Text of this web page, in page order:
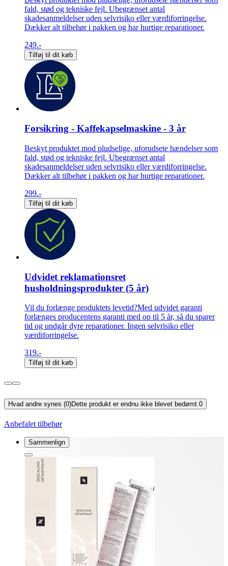
fald, stød og tekniske fejl. Ubegrænset antal
skadesanmeldelser uden selvrisiko eller værdiforringelse.
Dækker alt tilbehør i pakken og har hurtige reparationer.
249.-
Tilføj til dit køb
Forsikring - Kaffekapselmaskine - 3 år
Beskyt produktet mod pludselige, uforudsete hændelser som
fald, stød og tekniske fejl. Ubegrænset antal
skadesanmeldelser uden selvrisiko eller værdiforringelse.
Dækker alt tilbehør i pakken og har hurtige reparationer.
299.-
Tilføj til dit køb
Udvidet reklamationsret
husholdningsprodukter (5 år)
Vil du forlænge produktets levetid?Med udvidet garanti
forlænges producentens garanti med op til 5 år, så du sparer
tid og undgår dyre reparationer. Ingen selvrisiko eller
værdiforringelse.
319.-
Tilføj til dit køb
Hvad andre synes (0)Dette produkt er endnu ikke blevet bedømt.0
Anbefalet tilbehør
Sammenlign